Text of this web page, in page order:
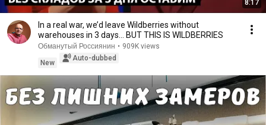
8:17
In a real war, we’d leave Wildberries without
warehouses in 3 days... BUT THIS IS WILDBERRIES
Обманутый Россиянин • 909K views
New
Auto-dubbed